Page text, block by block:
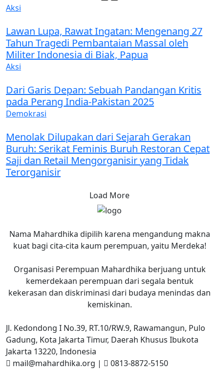
Aksi
Lawan Lupa, Rawat Ingatan: Mengenang 27
Tahun Tragedi Pembantaian Massal oleh
Militer Indonesia di Biak, Papua
Aksi
Dari Garis Depan: Sebuah Pandangan Kritis
pada Perang India-Pakistan 2025
Demokrasi
Menolak Dilupakan dari Sejarah Gerakan
Buruh: Serikat Feminis Buruh Restoran Cepat
Saji dan Retail Mengorganisir yang Tidak
Terorganisir
Load More
Nama Mahardhika dipilih karena mengandung makna
kuat bagi cita-cita kaum perempuan, yaitu Merdeka!
Organisasi Perempuan Mahardhika berjuang untuk
kemerdekaan perempuan dari segala bentuk
kekerasan dan diskriminasi dari budaya menindas dan
kemiskinan.
Jl. Kedondong I No.39, RT.10/RW.9, Rawamangun, Pulo
Gadung, Kota Jakarta Timur, Daerah Khusus Ibukota
Jakarta 13220, Indonesia
mail@mahardhika.org | 0813-8872-5150